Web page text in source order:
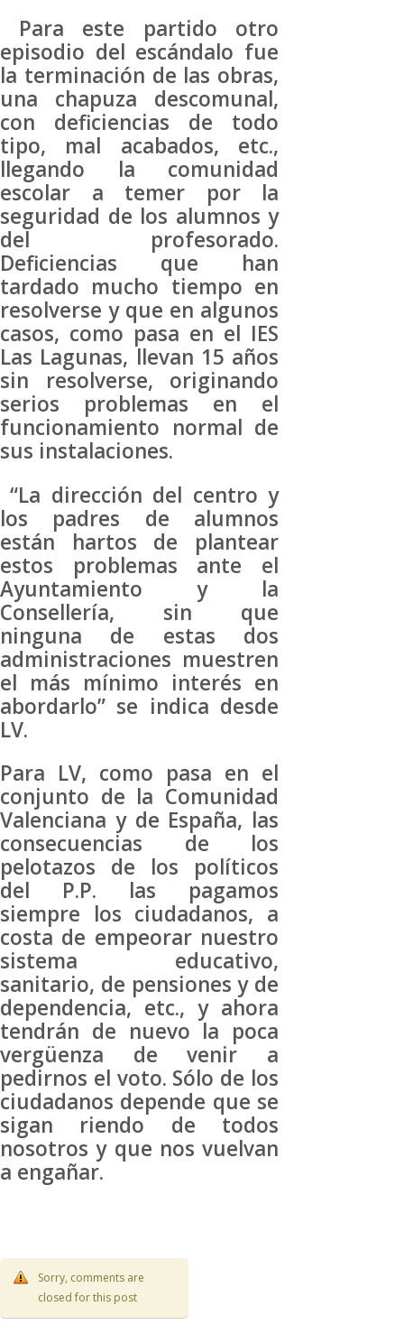
Para este partido otro
episodio del escándalo fue
la terminación de las obras,
una chapuza descomunal,
con deficiencias de todo
tipo, mal acabados, etc.,
llegando la comunidad
escolar a temer por la
seguridad de los alumnos y
del profesorado.
Deficiencias que han
tardado mucho tiempo en
resolverse y que en algunos
casos, como pasa en el IES
Las Lagunas, llevan 15 años
sin resolverse, originando
serios problemas en el
funcionamiento normal de
sus instalaciones.
“La dirección del centro y
los padres de alumnos
están hartos de plantear
estos problemas ante el
Ayuntamiento y la
Consellería, sin que
ninguna de estas dos
administraciones muestren
el más mínimo interés en
abordarlo” se indica desde
LV.
Para LV, como pasa en el
conjunto de la Comunidad
Valenciana y de España, las
consecuencias de los
pelotazos de los políticos
del P.P. las pagamos
siempre los ciudadanos, a
costa de empeorar nuestro
sistema educativo,
sanitario, de pensiones y de
dependencia, etc., y ahora
tendrán de nuevo la poca
vergüenza de venir a
pedirnos el voto. Sólo de los
ciudadanos depende que se
sigan riendo de todos
nosotros y que nos vuelvan
a engañar.
Sorry, comments are
closed for this post